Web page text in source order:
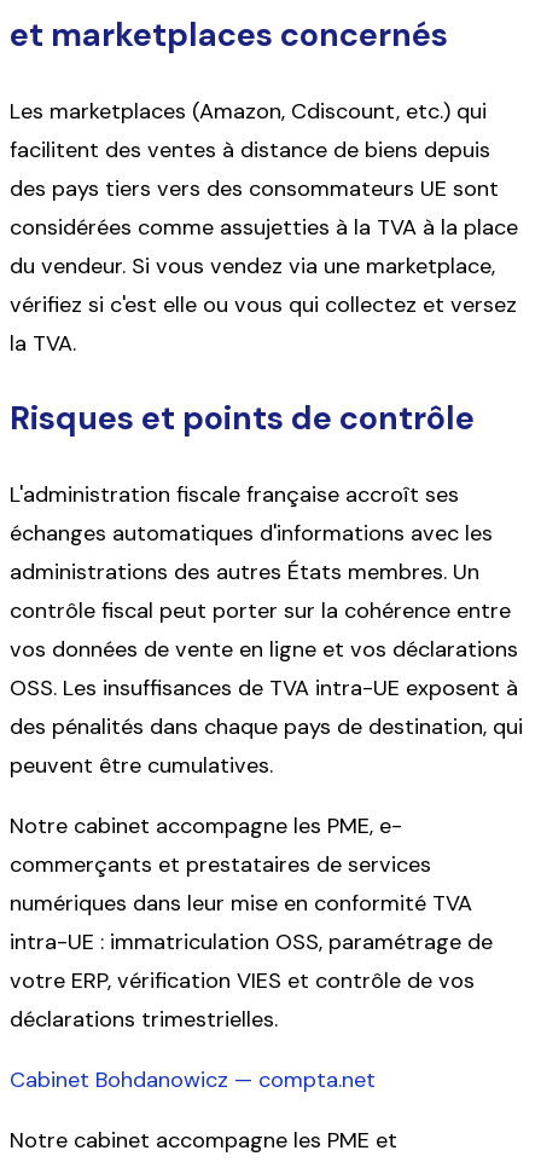
et marketplaces concernés
Les marketplaces (Amazon, Cdiscount, etc.) qui
facilitent des ventes à distance de biens depuis
des pays tiers vers des consommateurs UE sont
considérées comme assujetties à la TVA à la place
du vendeur. Si vous vendez via une marketplace,
vérifiez si c'est elle ou vous qui collectez et versez
la TVA.
Risques et points de contrôle
L'administration fiscale française accroît ses
échanges automatiques d'informations avec les
administrations des autres États membres. Un
contrôle fiscal peut porter sur la cohérence entre
vos données de vente en ligne et vos déclarations
OSS. Les insuffisances de TVA intra-UE exposent à
des pénalités dans chaque pays de destination, qui
peuvent être cumulatives.
Notre cabinet accompagne les PME, e-
commerçants et prestataires de services
numériques dans leur mise en conformité TVA
intra-UE : immatriculation OSS, paramétrage de
votre ERP, vérification VIES et contrôle de vos
déclarations trimestrielles.
Cabinet Bohdanowicz — compta.net
Notre cabinet accompagne les PME et